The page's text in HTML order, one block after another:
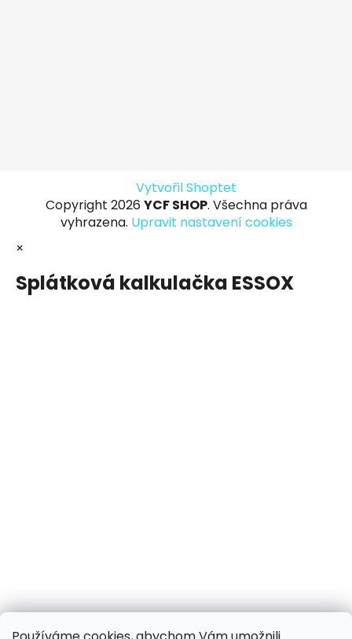
Vytvořil Shoptet
Copyright 2026 YCF SHOP. Všechna práva
vyhrazena. Upravit nastavení cookies
×
Splátková kalkulačka ESSOX